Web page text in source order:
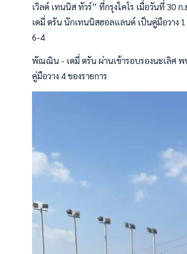
เวิลด์ เทนนิส ทัวร์” ที่กรุงไคโร เมื่อวันที่
เดมี่ ตรัน นักเทนนิสฮอลแลนด์ เป็นคู่มือวาง
6-4
พัณณิน - เดมี่ ตรัน ผ่านเข้ารอบรองนะเลิศ พ
คู่มือวาง 4 ของรายการ